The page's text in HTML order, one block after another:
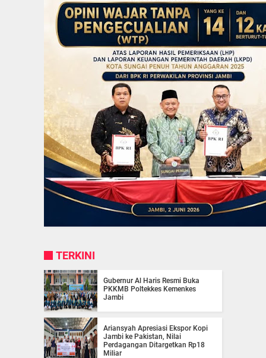
TERKINI
Gubernur Al Haris Resmi Buka
PKKMB Poltekkes Kemenkes
Jambi
Ariansyah Apresiasi Ekspor Kopi
Jambi ke Pakistan, Nilai
Perdagangan Ditargetkan Rp18
Miliar